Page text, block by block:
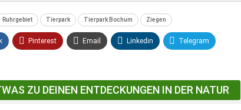
Ruhrgebiet Tierpark Tierpark Bochum Ziegen
Pinterest Email Linkedin Telegram
ZU DEINEN ENTDECKUNGEN IN DER NATUR